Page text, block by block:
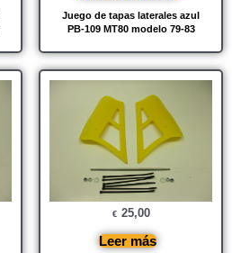
Juego de tapas laterales azul
PB-109 MT80 modelo 79-83
€ 25,00
Leer más